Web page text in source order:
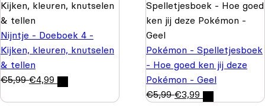
Nijntje - Doeboek 4 -
Kijken, kleuren, knutselen
& tellen
€5,99 €4,99
Pokémon - Spelletjesboek
- Hoe goed ken jij deze
Pokémon - Geel
€5,99 €3,99